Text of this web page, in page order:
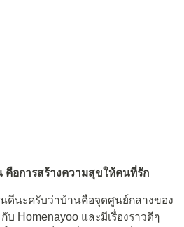
คือการสร้างความสุขให้คนที่รัก
ดีนะครับว่าบ้านคือจุดศูนย์กลางของ
Homenayoo และมีเรื่องราวดีๆ